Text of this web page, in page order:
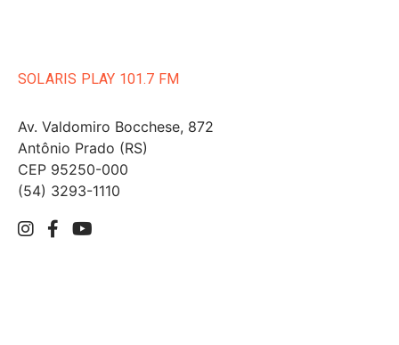
SOLARIS PLAY 101.7 FM
Av. Valdomiro Bocchese, 872
Antônio Prado (RS)
CEP 95250-000
(54) 3293-1110